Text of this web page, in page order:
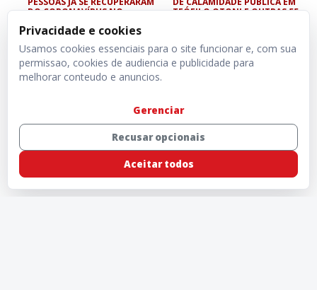
DO CORONAVÍRUS NO
TEÓFILO OTONI E OUTRAS 55
Privacidade e cookies
Usamos cookies essenciais para o site funcionar e, com sua
permissao, cookies de audiencia e publicidade para
melhorar conteudo e anuncios.
Gerenciar
Recusar opcionais
Aceitar todos